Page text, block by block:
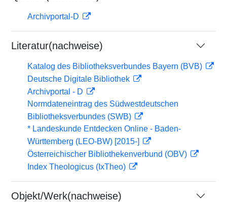
Archivportal-D
Literatur(nachweise)
Katalog des Bibliotheksverbundes Bayern (BVB)
Deutsche Digitale Bibliothek
Archivportal - D
Normdateneintrag des Südwestdeutschen
Bibliotheksverbundes (SWB)
* Landeskunde Entdecken Online - Baden-
Württemberg (LEO-BW) [2015-]
Österreichischer Bibliothekenverbund (OBV)
Index Theologicus (IxTheo)
Objekt/Werk(nachweise)